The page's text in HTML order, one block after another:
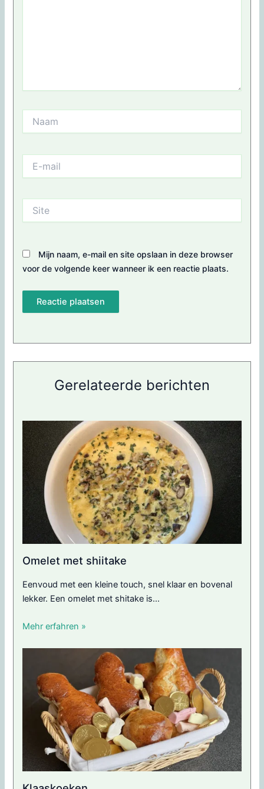
mail
Mijn naam, e-mail en site opslaan in deze browser
voor de volgende keer wanneer ik een reactie plaats.
Gerelateerde berichten
Omelet met shiitake
Eenvoud met een kleine touch, snel klaar en bovenal
lekker. Een omelet met shitake is...
Mehr erfahren »